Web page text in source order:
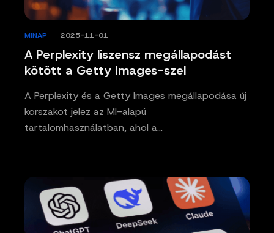
A Perplexity liszensz megállapodást
kötött a Getty Images-szel
MINAP 2025-11-01
A Perplexity és a Getty Images megállapodása új
korszakot jelez az MI-alapú
tartalomhasználatban, ahol a…